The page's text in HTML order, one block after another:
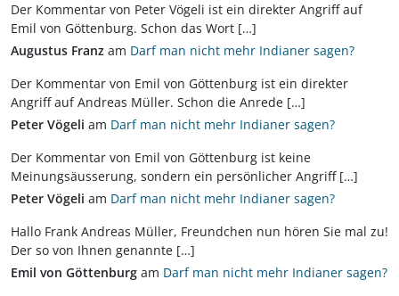
Der Kommentar von Peter Vögeli ist ein direkter Angriff auf
Emil von Göttenburg. Schon das Wort […]
Augustus Franz am Darf man nicht mehr Indianer sagen?
Der Kommentar von Emil von Göttenburg ist ein direkter
Angriff auf Andreas Müller. Schon die Anrede […]
Peter Vögeli am Darf man nicht mehr Indianer sagen?
Der Kommentar von Emil von Göttenburg ist keine
Meinungsäusserung, sondern ein persönlicher Angriff […]
Peter Vögeli am Darf man nicht mehr Indianer sagen?
Hallo Frank Andreas Müller, Freundchen nun hören Sie mal zu!
Der so von Ihnen genannte […]
Emil von Göttenburg am Darf man nicht mehr Indianer sagen?